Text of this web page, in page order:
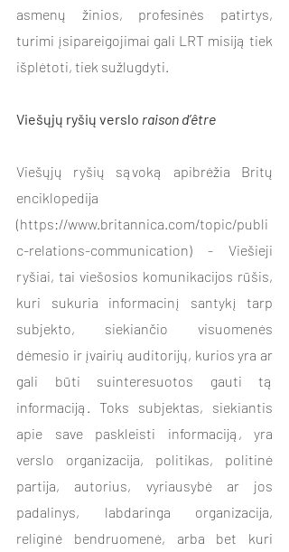
asmenų žinios, profesinės patirtys,
turimi įsipareigojimai gali LRT misiją tiek
išplėtoti, tiek sužlugdyti.
Viešųjų ryšių verslo raison d’être
Viešųjų ryšių sąvoką apibrėžia Britų
enciklopedija
(https://www.britannica.com/topic/publi
c-relations-communication) - Viešieji
ryšiai, tai viešosios komunikacijos rūšis,
kuri sukuria informacinį santykį tarp
subjekto, siekiančio visuomenės
dėmesio ir įvairių auditorijų, kurios yra ar
gali būti suinteresuotos gauti tą
informaciją. Toks subjektas, siekiantis
apie save paskleisti informaciją, yra
verslo organizacija, politikas, politinė
partija, autorius, vyriausybė ar jos
padalinys, labdaringa organizacija,
religinė bendruomenė, arba bet kuri